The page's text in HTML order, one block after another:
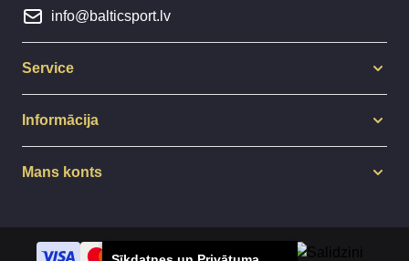
info@balticsport.lv
Service
Informācija
Mans konts